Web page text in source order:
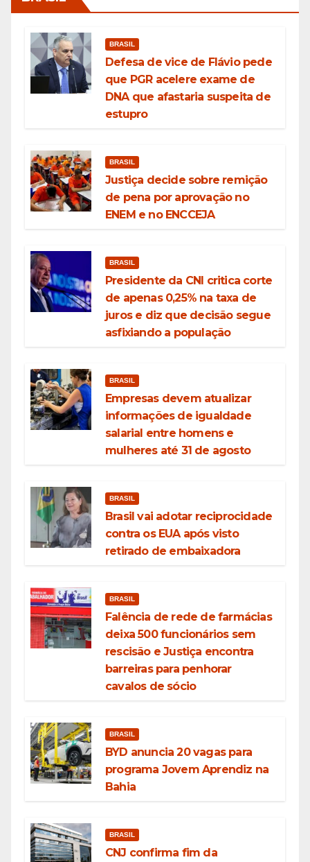
BRASIL
Defesa de vice de Flávio pede
que PGR acelere exame de
DNA que afastaria suspeita de
estupro
BRASIL
Justiça decide sobre remição
de pena por aprovação no
ENEM e no ENCCEJA
BRASIL
Presidente da CNI critica corte
de apenas 0,25% na taxa de
juros e diz que decisão segue
asfixiando a população
BRASIL
Empresas devem atualizar
informações de igualdade
salarial entre homens e
mulheres até 31 de agosto
BRASIL
Brasil vai adotar reciprocidade
contra os EUA após visto
retirado de embaixadora
BRASIL
Falência de rede de farmácias
deixa 500 funcionários sem
rescisão e Justiça encontra
barreiras para penhorar
cavalos de sócio
BRASIL
BYD anuncia 20 vagas para
programa Jovem Aprendiz na
Bahia
BRASIL
CNJ confirma fim da